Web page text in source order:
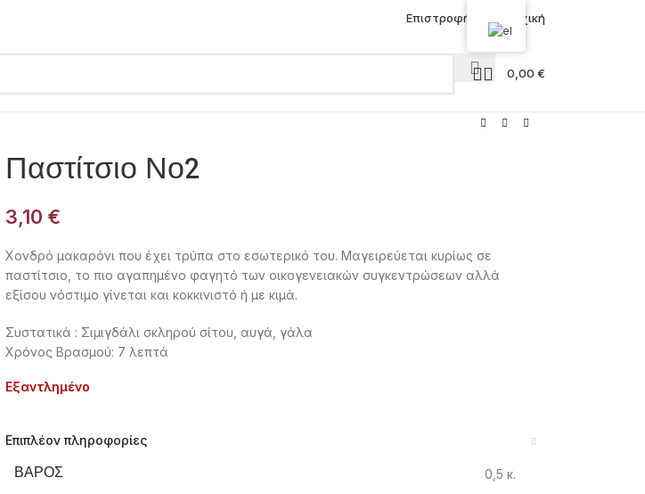
Επιστροφή στην Αρχική
0,00 €
Παστίτσιο Νο2
3,10 €
Χονδρό μακαρόνι που έχει τρύπα στο εσωτερικό του. Μαγειρεύεται κυρίως σε
παστίτσιο, το πιο αγαπημένο φαγητό των οικογενειακών συγκεντρώσεων αλλά
εξίσου νόστιμο γίνεται και κοκκινιστό ή με κιμά.
Συστατικά : Σιμιγδάλι σκληρού σίτου, αυγά, γάλα
Χρόνος Βρασμού: 7 λεπτά
Εξαντλημένο
Επιπλέον πληροφορίες
ΒΆΡΟΣ 0,5 κ.